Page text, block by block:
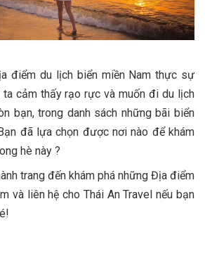
điểm du lịch biển miền Nam thực sự
cảm thấy rạo rực và muốn đi du lịch
bạn, trong danh sách những bãi biển
đã lựa chọn được nơi nào để khám
hè này ?
trang đến khám phá những Địa điểm
và liên hệ cho Thái An Travel nếu bạn